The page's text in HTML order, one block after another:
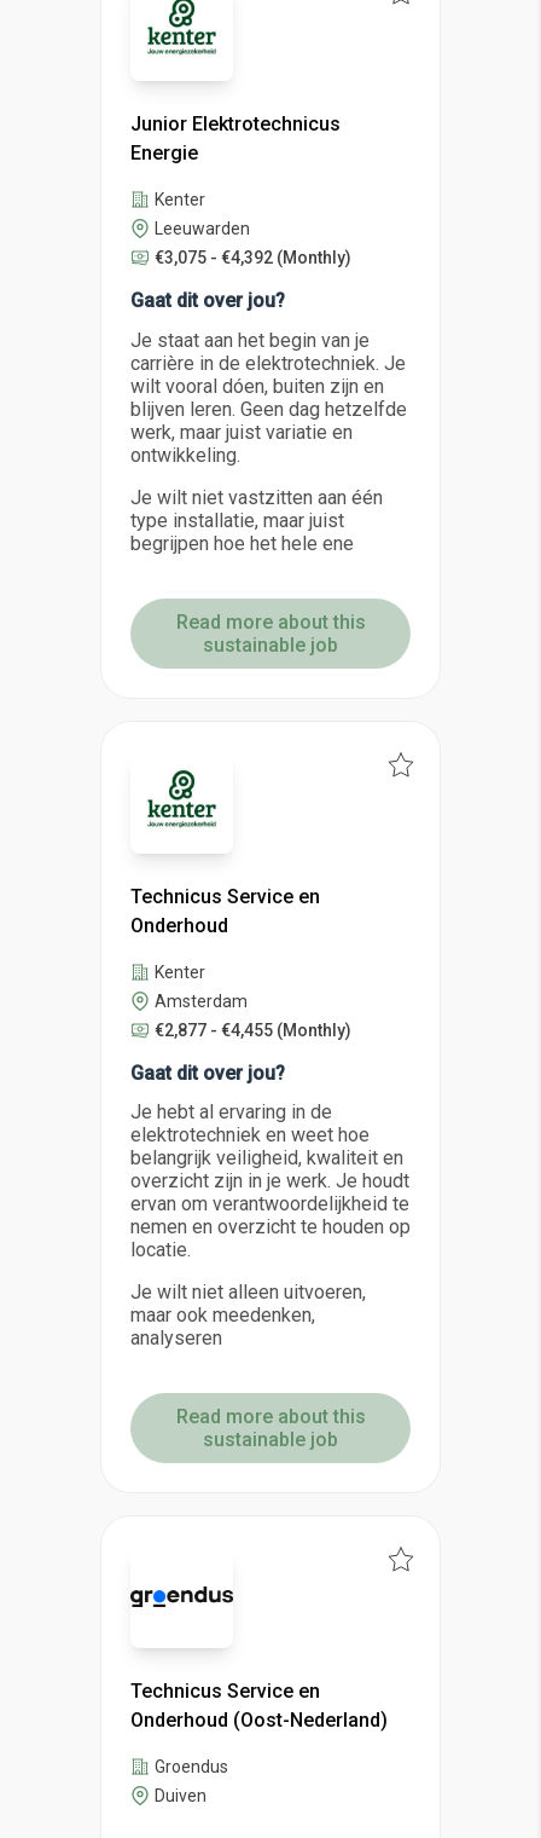
Junior Elektrotechnicus
Energie
Kenter
Leeuwarden
€3,075 - €4,392 (Monthly)
Gaat dit over jou?
Je staat aan het begin van je
carrière in de elektrotechniek. Je
wilt vooral dóen, buiten zijn en
blijven leren. Geen dag hetzelfde
werk, maar juist variatie en
ontwikkeling.
Je wilt niet vastzitten aan één
type installatie, maar juist
begrijpen hoe het hele ene
Read more about this
sustainable job
Technicus Service en
Onderhoud
Kenter
Amsterdam
€2,877 - €4,455 (Monthly)
Gaat dit over jou?
Je hebt al ervaring in de
elektrotechniek en weet hoe
belangrijk veiligheid, kwaliteit en
overzicht zijn in je werk. Je houdt
ervan om verantwoordelijkheid te
nemen en overzicht te houden op
locatie.
Je wilt niet alleen uitvoeren,
maar ook meedenken,
analyseren
Read more about this
sustainable job
Technicus Service en
Onderhoud (Oost-Nederland)
Groendus
Duiven